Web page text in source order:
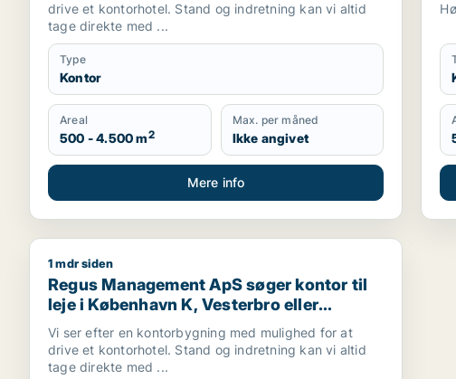
drive et kontorhotel. Stand og indretning kan vi altid
tage direkte med ...
Type
Kontor
Areal
500 - 4.500 m2
Max. per måned
Ikke angivet
Mere info
Regus Management ApS søger kontor til leje i København
1 mdr siden
Regus Management ApS søger kontor til
leje i København K, Vesterbro eller
Frederiksberg m.fl.
Vi ser efter en kontorbygning med mulighed for at
drive et kontorhotel. Stand og indretning kan vi altid
tage direkte med ...